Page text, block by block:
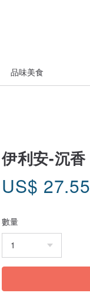
品味美食
伊利安-沉香
US$ 27.55
數量